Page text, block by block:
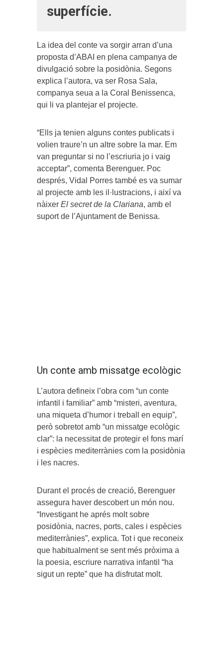
superfície.
La idea del conte va sorgir arran d’una
proposta d’ABAI en plena campanya de
divulgació sobre la posidònia. Segons
explica l’autora, va ser Rosa Sala,
companya seua a la Coral Benissenca,
qui li va plantejar el projecte.
“Ells ja tenien alguns contes publicats i
volien traure’n un altre sobre la mar. Em
van preguntar si no l’escriuria jo i vaig
acceptar”, comenta Berenguer. Poc
després, Vidal Porres també es va sumar
al projecte amb les il·lustracions, i així va
nàixer El secret de la Clariana, amb el
suport de l’Ajuntament de Benissa.
Un conte amb missatge ecològic
L’autora defineix l’obra com “un conte
infantil i familiar” amb “misteri, aventura,
una miqueta d’humor i treball en equip”,
però sobretot amb “un missatge ecològic
clar”: la necessitat de protegir el fons marí
i espècies mediterrànies com la posidònia
i les nacres.
Durant el procés de creació, Berenguer
assegura haver descobert un món nou.
“Investigant he aprés molt sobre
posidònia, nacres, ports, cales i espècies
mediterrànies”, explica. Tot i que reconeix
que habitualment se sent més pròxima a
la poesia, escriure narrativa infantil “ha
sigut un repte” que ha disfrutat molt.